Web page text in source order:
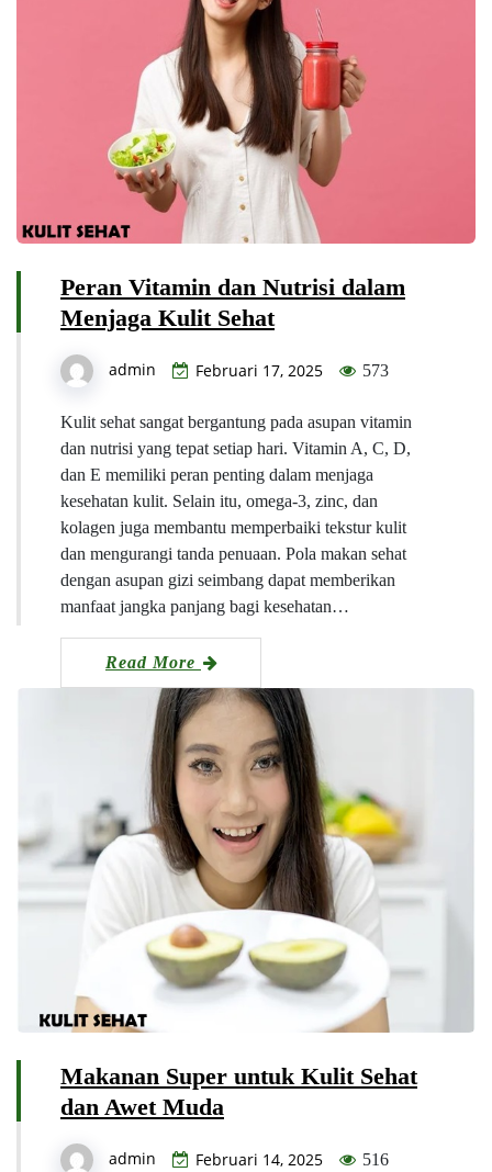
Peran Vitamin dan Nutrisi dalam
Menjaga Kulit Sehat
admin Februari 17, 2025 573
Kulit sehat sangat bergantung pada asupan vitamin
dan nutrisi yang tepat setiap hari. Vitamin A, C, D,
dan E memiliki peran penting dalam menjaga
kesehatan kulit. Selain itu, omega-3, zinc, dan
kolagen juga membantu memperbaiki tekstur kulit
dan mengurangi tanda penuaan. Pola makan sehat
dengan asupan gizi seimbang dapat memberikan
manfaat jangka panjang bagi kesehatan…
Read More
Makanan Super untuk Kulit Sehat
dan Awet Muda
admin Februari 14, 2025 516